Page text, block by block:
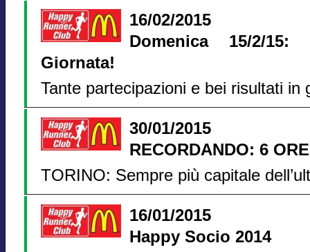
16/02/2015
Domenica 15/2/
Giornata!
Tante partecipazioni e bei risultati in
30/01/2015
RECORDANDO: 6
TORINO: Sempre più capitale
16/01/2015
Happy Socio 2014